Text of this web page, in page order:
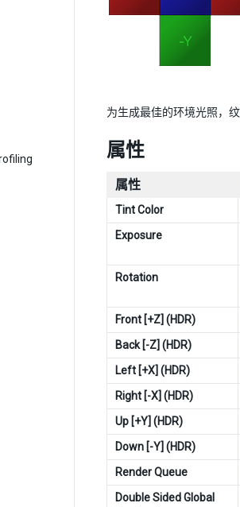
为生成最佳的环境光照，
属性
属性
Tint Color
Exposure
Rotation
Front [+Z] (HDR)
Back [-Z] (HDR)
Left [+X] (HDR)
Right [-X] (HDR)
Up [+Y] (HDR)
Down [-Y] (HDR)
Render Queue
Double Sided Global